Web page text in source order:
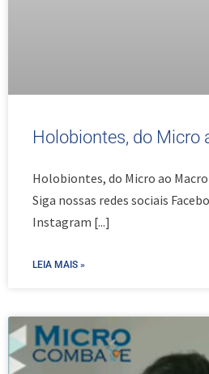
Holobiontes, do Micro
Holobiontes, do Micro ao
Siga nossas redes sociais
Instagram [...]
LEIA MAIS »